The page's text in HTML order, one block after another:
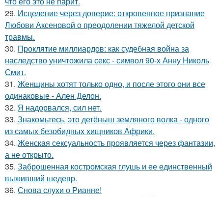
29. Исцеление через доверие: откровенное признание
Любови Аксеновой о преодолении тяжелой детской
травмы.
30. Проклятие миллиардов: как судебная война за
наследство уничтожила секс - символ 90-х Анну Николь
Смит.
31. Женщины хотят только одно, и после этого они все
одинаковые - Ален Делон.
32. Я надорвался, сил нет.
33. Знакомьтесь, это детёныш земляного волка - одного
из самых безобидных хищников Африки.
34. Женская сексуальность проявляется через фантазии,
а не открыто.
35. Заброшенная костромская глушь и ее единственный
выживший шедевр.
36. Снова слухи о Рианне!